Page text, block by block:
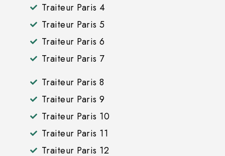
Traiteur Paris 4
Traiteur Paris 5
Traiteur Paris 6
Traiteur Paris 7
Traiteur Paris 8
Traiteur Paris 9
Traiteur Paris 10
Traiteur Paris 11
Traiteur Paris 12